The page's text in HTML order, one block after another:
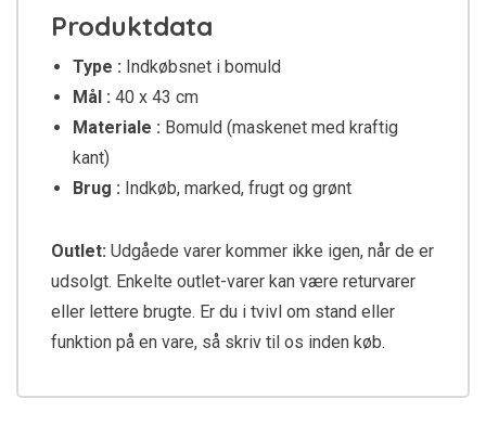
Produktdata
Type : Indkøbsnet i bomuld
Mål : 40 x 43 cm
Materiale : Bomuld (maskenet med kraftig
kant)
Brug : Indkøb, marked, frugt og grønt
Outlet: Udgåede varer kommer ikke igen, når de er
udsolgt. Enkelte outlet-varer kan være returvarer
eller lettere brugte. Er du i tvivl om stand eller
funktion på en vare, så skriv til os inden køb.